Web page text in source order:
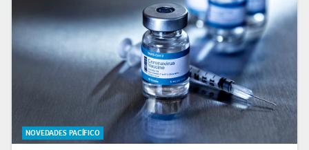
NOVEDADES PACÍFICO